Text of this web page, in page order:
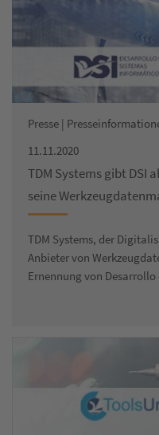
Presse |
11.11.2020
TDM Systems gibt DSI
seine
TDM Systems, der
Anbieter von
Ernennung von